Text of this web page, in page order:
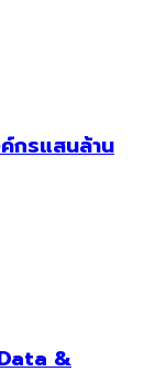
กรแสนล้าน
&